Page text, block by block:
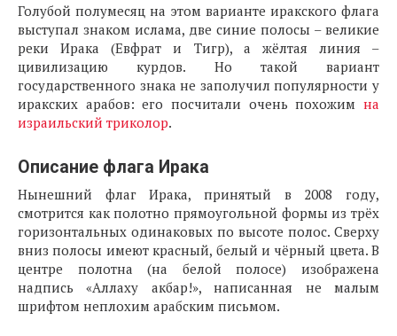
Голубой полумесяц на этом варианте иракского флага
выступал знаком ислама, две синие полосы – великие
реки Ирака (Евфрат и Тигр), а жёлтая линия –
цивилизацию курдов. Но такой вариант
государственного знака не заполучил популярности у
иракских арабов: его посчитали очень похожим на
израильский триколор.
Описание флага Ирака
Нынешний флаг Ирака, принятый в 2008 году,
смотрится как полотно прямоугольной формы из трёх
горизонтальных одинаковых по высоте полос. Сверху
вниз полосы имеют красный, белый и чёрный цвета. В
центре полотна (на белой полосе) изображена
надпись «Аллаху акбар!», написанная не малым
шрифтом неплохим арабским письмом.